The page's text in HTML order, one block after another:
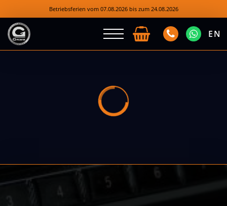
Betriebsferien vom 07.08.2026 bis zum 24.08.2026
EN